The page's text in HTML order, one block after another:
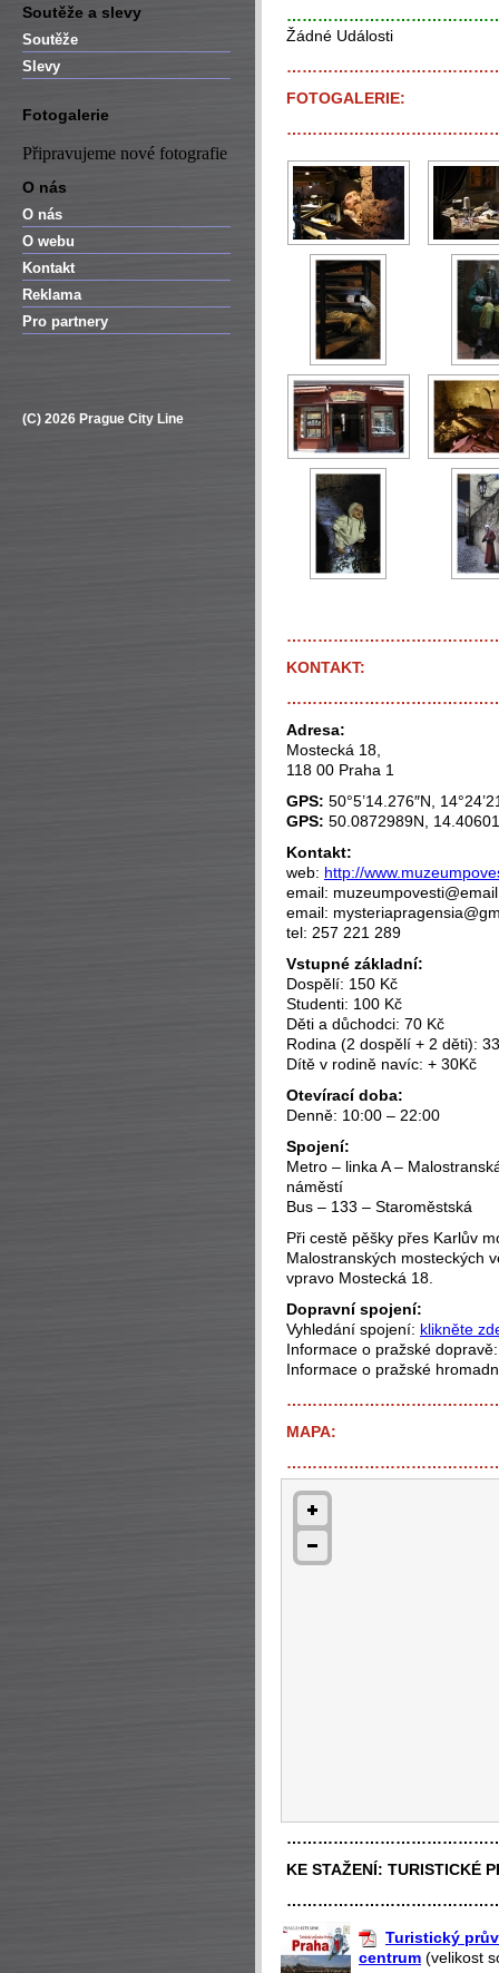
Soutěže a slevy
Soutěže
Slevy
Fotogalerie
Připravujeme nové fotografie
O nás
O nás
O webu
Kontakt
Reklama
Pro partnery
(C) 2026 Prague City Line
Žádné Události
FOTOGALERIE:
KONTAKT:
Adresa:
Mostecká 18,
118 00 Praha 1
GPS: 50°5’14.276″N,
GPS: 50.0872989N,
Kontakt:
web: http://
email:
email:
tel: 257 221 289
Vstupné základní:
Dospělí: 150 Kč
Studenti: 100 Kč
Děti a důchodci: 70 Kč
Rodina (2 dospělí + 2 děti):
Dítě v rodině navíc: + 30Kč
Otevírací doba:
Denně: 10:00 – 22:00
Spojení:
Metro – linka A –
náměstí
Bus – 133 – Staroměstská
Při cestě pěšky přes Karlův
Malostranských mosteckých
vpravo Mostecká 18.
Dopravní spojení:
Vyhledání spojení: klikněte
Informace o pražské
Informace o pražské
MAPA:
KE STAŽENÍ: TURISTICKÉ
Turistický
centrum (velikost